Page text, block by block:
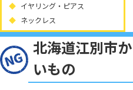
イヤリング・ピアス
ネックレス
北海道江別市
いもの